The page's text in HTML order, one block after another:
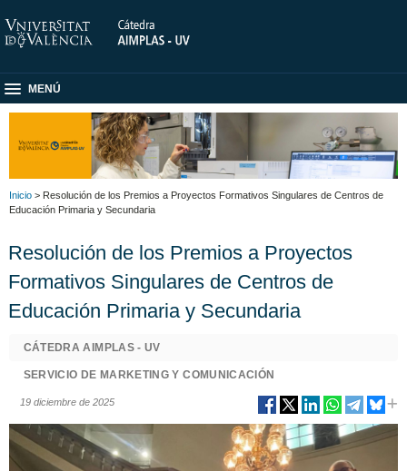
MENÚ
Inicio > Resolución de los Premios a Proyectos Formativos Singulares de Centros de
Educación Primaria y Secundaria
Resolución de los Premios a Proyectos
Formativos Singulares de Centros de
Educación Primaria y Secundaria
CÁTEDRA AIMPLAS - UV
SERVICIO DE MARKETING Y COMUNICACIÓN
19 diciembre de 2025